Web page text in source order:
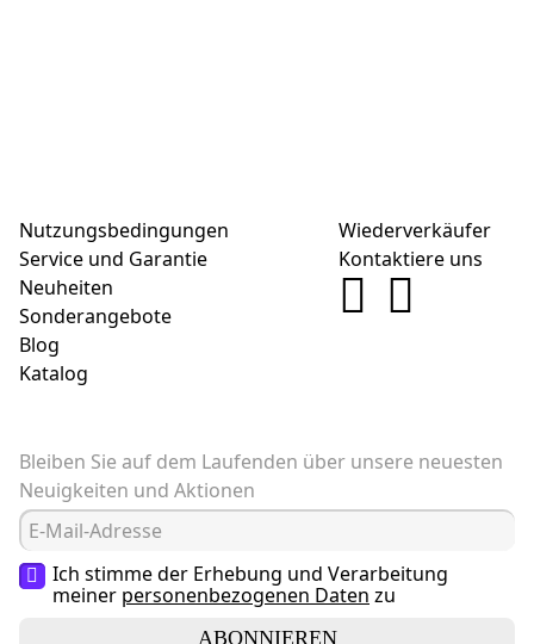
Nutzungsbedingungen
Service und Garantie
Neuheiten
Sonderangebote
Blog
Katalog
Wiederverkäufer
Kontaktiere uns
Bleiben Sie auf dem Laufenden über unsere neuesten
Neuigkeiten und Aktionen
Ich stimme der Erhebung und Verarbeitung
meiner personenbezogenen Daten zu
ABONNIEREN